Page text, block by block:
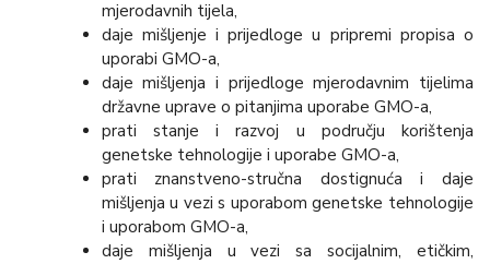
mjerodavnih tijela,
daje mišljenje i prijedloge u pripremi propisa o
uporabi GMO-a,
daje mišljenja i prijedloge mjerodavnim tijelima
državne uprave o pitanjima uporabe GMO-a,
prati stanje i razvoj u području korištenja
genetske tehnologije i uporabe GMO-a,
prati znanstveno-stručna dostignuća i daje
mišljenja u vezi s uporabom genetske tehnologije
i uporabom GMO-a,
daje mišljenja u vezi sa socijalnim, etičkim,